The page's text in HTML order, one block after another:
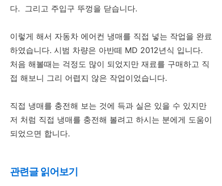
다. 그리고 주입구 뚜껑을 닫습니다.
이렇게 해서 자동차 에어컨 냉매를 직접 넣는 작업을 완료
하였습니다. 시범 차량은 아반떼 MD 2012년식 입니다.
처음 해볼때는 걱정도 많이 되었지만 재료를 구매하고 직
접 해보니 그리 어렵지 않은 작업이었습니다.
직접 냉매를 충전해 보는 것에 득과 실은 있을 수 있지만
저 처럼 직접 냉매를 충전해 볼려고 하시는 분에게 도움이
되었으면 합니다.
관련글 읽어보기